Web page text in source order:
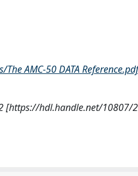
AMC-50 DATA Reference.pdf
[https://hdl.handle.net/10807/